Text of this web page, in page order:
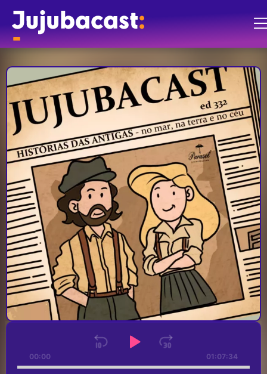
Audio
Skip Backward
Play Pause
Jump
00:00 01:07:34